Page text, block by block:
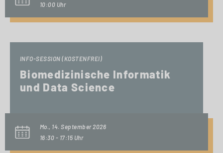
10:00 Uhr
INFO-SESSION (KOSTENFREI)
Biomedizinische Informatik
und Data Science
Mo., 14. September 2026
16:30 - 17:15 Uhr